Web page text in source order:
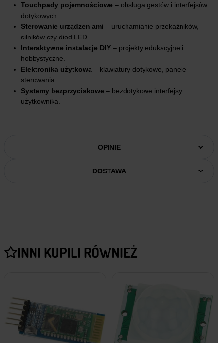
Touchpady pojemnościowe – obsługa gestów i interfejsów
dotykowych.
Sterowanie urządzeniami – uruchamianie przekaźników,
silników czy diod LED.
Interaktywne instalacje DIY – projekty edukacyjne i
hobbystyczne.
Elektronika użytkowa – klawiatury dotykowe, panele
sterowania.
Systemy bezprzyciskowe – bezdotykowe interfejsy
użytkownika.
OPINIE
DOSTAWA
INNI KUPILI RÓWNIEŻ